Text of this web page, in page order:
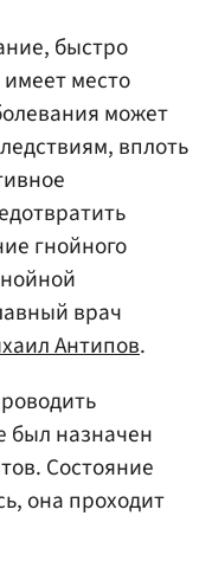
быстро
место
может
вплоть
гнойного
врач
Антипов.
был назначен
Состояние
она проходит